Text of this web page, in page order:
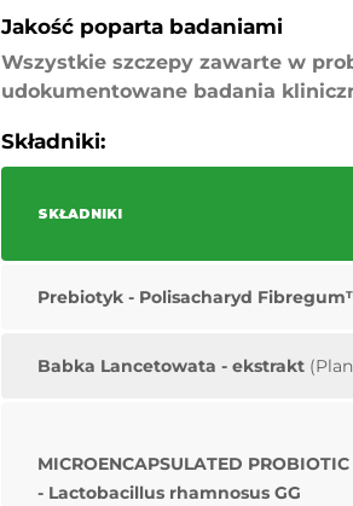
Jakość poparta badaniami
Wszystkie szczepy zawarte w
udokumentowane badania
Składniki:
SKŁADNIKI
Prebiotyk - Polisacharyd
Babka Lancetowata - ekstrakt
MICROENCAPSULATED
- Lactobacillus rhamnosus GG